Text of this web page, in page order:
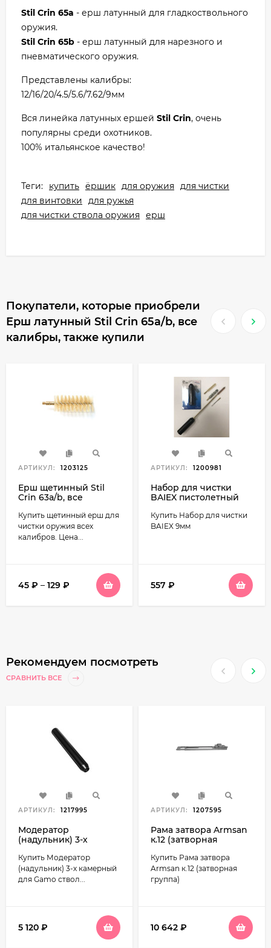
Stil Crin 65a - ерш латунный для гладкоствольного
оружия.
Stil Crin 65b - ерш латунный для нарезного и
пневматического оружия.
Представлены калибры:
12/16/20/4.5/5.6/7.62/9мм
Вся линейка латунных ершей Stil Crin, очень
популярны среди охотников.
100% итальянское качество!
Теги: купить ёршик для оружия
для чистки
для винтовки
для ружья
для чистки ствола оружия
ерш
Покупатели, которые приобрели
Ерш латунный Stil Crin 65a/b, все
калибры, также купили
АРТИКУЛ: 1203125
Ерш щетинный Stil
Crin 63a/b, все
Купить щетинный ерш для
чистки оружия всех
калибров. Цена...
45 ₽ – 129 ₽
АРТИКУЛ: 1200981
Набор для чистки
BAIEX пистолетный
Купить Набор для чистки
BAIEX 9мм
557 ₽
Рекомендуем посмотреть
СРАВНИТЬ ВСЕ
АРТИКУЛ: 1217995
Модератор
(надульник) 3-х
ствол диаметром 15
мм
Купить Модератор
(надульник) 3-х камерный
для Gamo ствол...
5 120 ₽
АРТИКУЛ: 1207595
Рама затвора Armsan
к.12 (затворная
Купить Рама затвора
Armsan к.12 (затворная
группа)
10 642 ₽